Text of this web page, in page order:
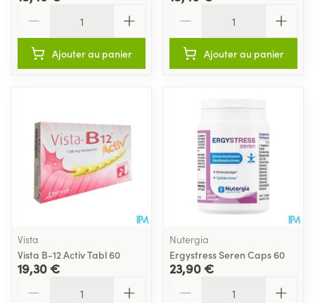
Ajouter au panier Ajouter au panier
Vista
Vista B-12 Activ Tabl 60
19,30 €
Nutergia
Ergystress Seren Caps 60
23,90 €